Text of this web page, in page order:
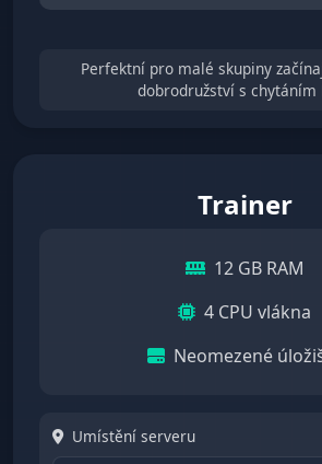
Perfektní pro malé skupiny
dobrodružství s chytáním
Trainer
12 GB RAM
4 CPU vlákna
Neomezené
Umístění serveru